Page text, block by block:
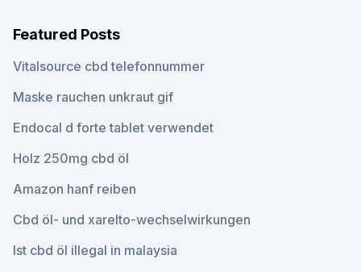
Featured Posts
Vitalsource cbd telefonnummer
Maske rauchen unkraut gif
Endocal d forte tablet verwendet
Holz 250mg cbd öl
Amazon hanf reiben
Cbd öl- und xarelto-wechselwirkungen
Ist cbd öl illegal in malaysia